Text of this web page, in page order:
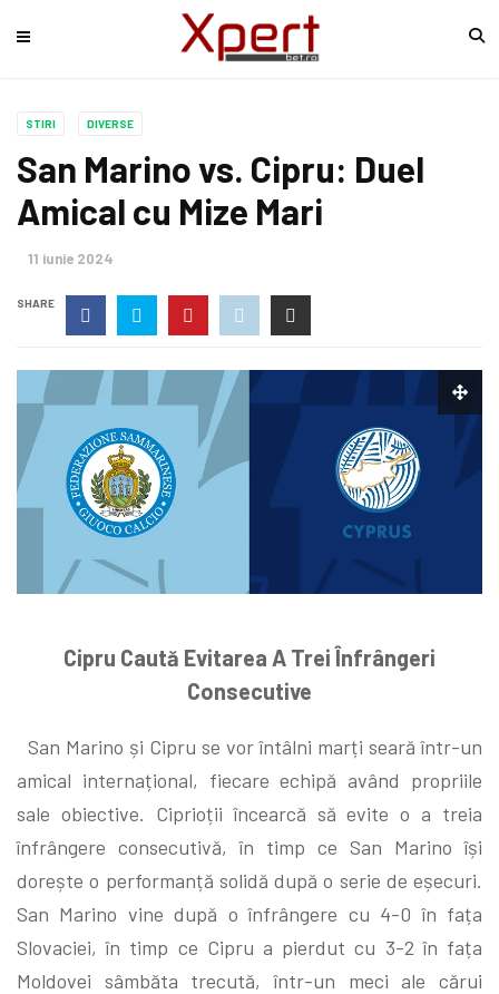
STIRI DIVERSE
San Marino vs. Cipru: Duel
Amical cu Mize Mari
11 iunie 2024
SHARE
Cipru Caută Evitarea A Trei Înfrângeri
Consecutive
San Marino și Cipru se vor întâlni marți seară într-un
amical internațional, fiecare echipă având propriile
sale obiective. Ciprioții încearcă să evite o a treia
înfrângere consecutivă, în timp ce San Marino își
dorește o performanță solidă după o serie de eșecuri.
San Marino vine după o înfrângere cu 4-0 în fața
Slovaciei, în timp ce Cipru a pierdut cu 3-2 în fața
Moldovei sâmbăta trecută, într-un meci ale cărui